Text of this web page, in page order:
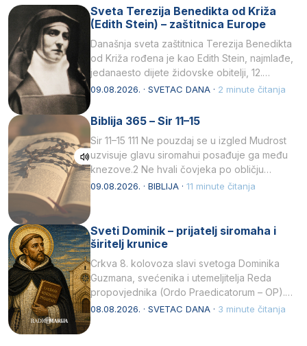
Sveta Terezija Benedikta od Križa
(Edith Stein) – zaštitnica Europe
Današnja sveta zaštitnica Terezija Benedikta
od Križa rođena je kao Edith Stein, najmlađe,
jedanaesto dijete židovske obitelji, 12.
listopada 1891, u Wrocławu…
09.08.2026. · SVETAC DANA · 2 minute čitanja
Biblija 365 – Sir 11–15
Sir 11–15 111 Ne pouzdaj se u izgled Mudrost
uzvisuje glavu siromahui posađuje ga među
knezove.2 Ne hvali čovjeka po obličju
njegovui…
09.08.2026. · BIBLIJA · 11 minute čitanja
Sveti Dominik – prijatelj siromaha i
širitelj krunice
Crkva 8. kolovoza slavi svetoga Dominika
Guzmana, svećenika i utemeljitelja Reda
propovjednika (Ordo Praedicatorum – OP).
Svojim životom, dubokom ljubavlju prema
08.08.2026. · SVETAC DANA · 3 minute čitanja